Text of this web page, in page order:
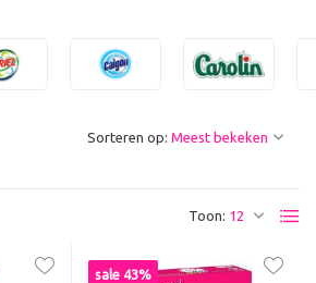
Toon:
Sorteren op:
sale 43%